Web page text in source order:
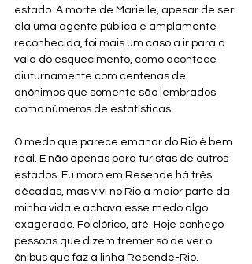
estado. A morte de Marielle, apesar de ser
ela uma agente pública e amplamente
reconhecida, foi mais um caso a ir para a
vala do esquecimento, como acontece
diuturnamente com centenas de
anônimos que somente são lembrados
como números de estatísticas.
O medo que parece emanar do Rio é bem
real. E não apenas para turistas de outros
estados. Eu moro em Resende há três
décadas, mas vivi no Rio a maior parte da
minha vida e achava esse medo algo
exagerado. Folclórico, até. Hoje conheço
pessoas que dizem tremer só de ver o
ônibus que faz a linha Resende-Rio.